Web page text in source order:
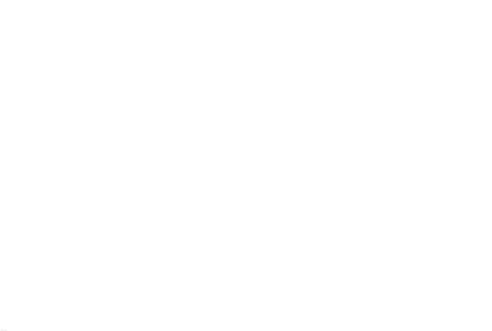
...